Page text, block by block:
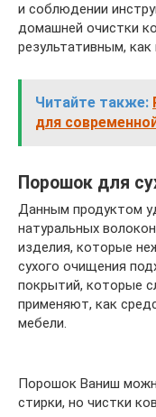
и соблюдении
домашней очистки
результативным,
Читайте также:
для
Порошок для
Данным продуктом
натуральных
изделия, которые
сухого очищения
покрытий, которые
применяют, как
мебели.
Порошок Ваниш
стирки, но чистки